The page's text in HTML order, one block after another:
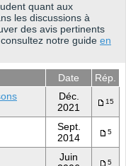
quant aux
les discussions à
des avis pertinents
notre guide en
Date
Rép.
Déc.
2021
15
Sept.
2014
5
Juin
5